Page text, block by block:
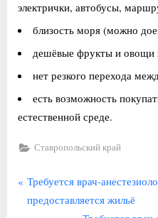
электрички, автобусы,
близость моря (можно
дешёвые фрукты и овощи
нет резкого перехода
есть возможность
естественной среде.
Ставропольский край
Навигация
по
П
р
Требуется врач-
предоставляется жильё